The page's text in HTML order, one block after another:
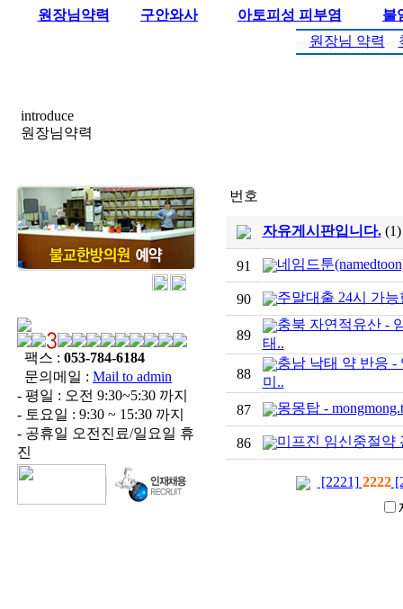
원장님약력 구안와사 아토피성 피부염
불
원장님 약력
introduce
원장님약력
팩스 : 053-784-6184
문의메일 : Mail to admin
- 평일 : 오전 9:30~5:30 까지
- 토요일 : 9:30 ~ 15:30 까지
- 공휴일 오전진료/일요일 휴
진
번호
자유게시판입니다. (1)
91 네임드툰
90 주말대출 24시 가
89
충북 자연적유산 -
태..
88
충남 낙태 약 반응 -
미..
87
몽몽탑 -
86 미프진 임신중절약
[2221] 2222